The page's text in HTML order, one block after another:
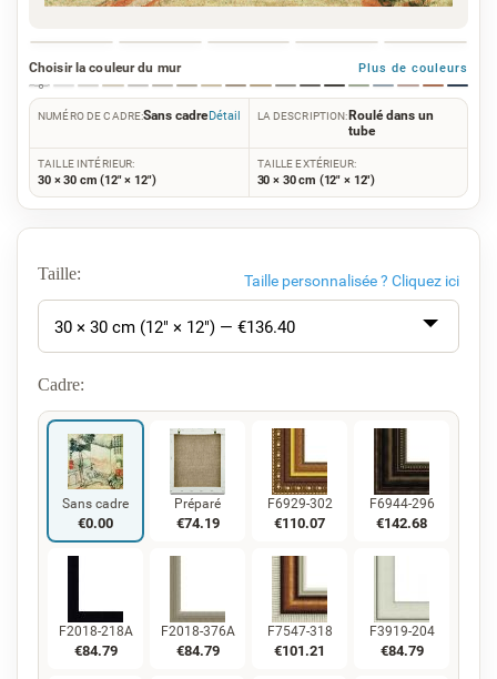
Choisir la couleur du mur Plus de couleurs
NUMÉRO DE CADRE:Sans cadreDétail LA DESCRIPTION:Roulé dans un
tube
TAILLE INTÉRIEUR:
30 × 30 cm (12" × 12")
TAILLE EXTÉRIEUR:
30 × 30 cm (12" × 12")
Taille: Taille personnalisée ? Cliquez ici
30 × 30 cm (12" × 12") — €136.40
Cadre:
Sans cadre
€0.00
Préparé
€74.19
F6929-302
€110.07
F6944-296
€142.68
F2018-218A
€84.79
F2018-376A
€84.79
F7547-318
€101.21
F3919-204
€84.79